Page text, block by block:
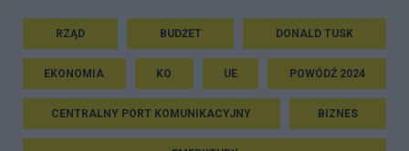
RZĄD BUDŻET DONALD TUSK
EKONOMIA KO UE POWÓDŹ 2024
CENTRALNY PORT KOMUNIKACYJNY BIZNES